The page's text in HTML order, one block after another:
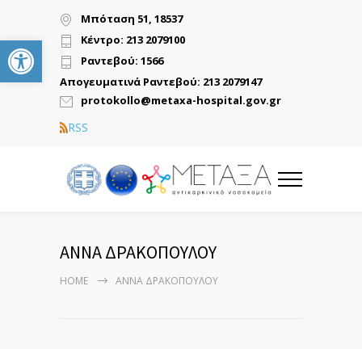
Ανοίξτε τη γραμμή εργαλείων
Μπόταση 51, 18537
Κέντρο: 213 2079100
Ραντεβού: 1566
Απογευματινά Ραντεβού: 213 2079147
protokollo@metaxa-hospital.gov.gr
RSS
ΑΝΝΑ ΔΡΑΚΟΠΟΥΛΟΥ
HOME ΑΝΝΑ ΔΡΑΚΟΠΟΥΛΟΥ